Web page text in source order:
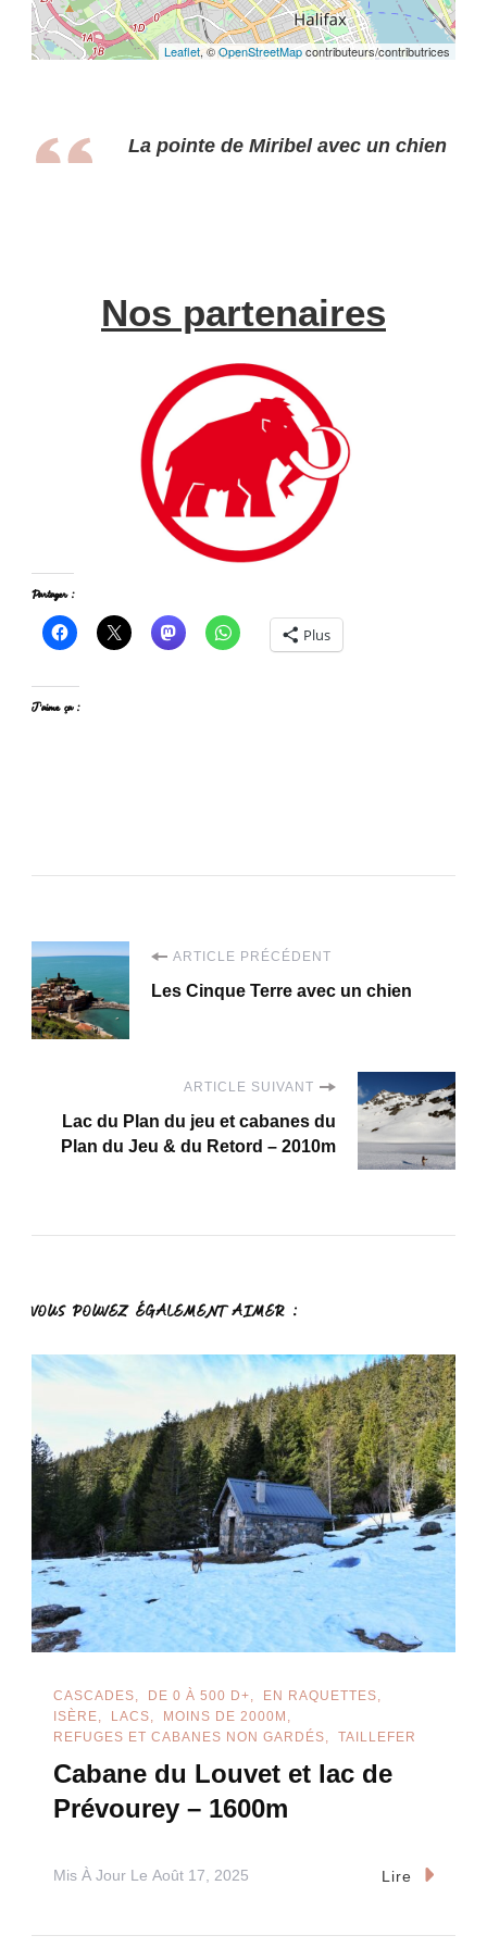
Leaflet, ©OpenStreetMapcontributeurs/contributrices
La pointe de Miribel avec un chien
Nos partenaires
Partager :
Plus
J’aime ça :
Navigation
d'article
ARTICLE PRÉCÉDENT
Les Cinque Terre avec un chien
ARTICLE SUIVANT
Lac du Plan du jeu et cabanes du
Plan du Jeu & du Retord – 2010m
VOUS POUVEZ ÉGALEMENT AIMER :
CASCADES DE 0 À 500 D+
EN RAQUETTES
ISÈRE
LACS
MOINS DE 2000M
REFUGES ET CABANES NON GARDÉS
TAILLEFER
Cabane du Louvet et lac de
Prévourey – 1600m
Mis À Jour Le Août 17, 2025 Lire